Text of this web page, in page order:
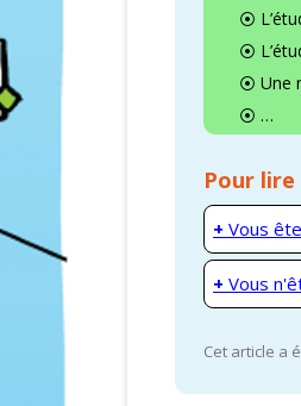
⦿
⦿
⦿ Une
⦿ …
Pour
+ Vous
+ Vous
Cet article a